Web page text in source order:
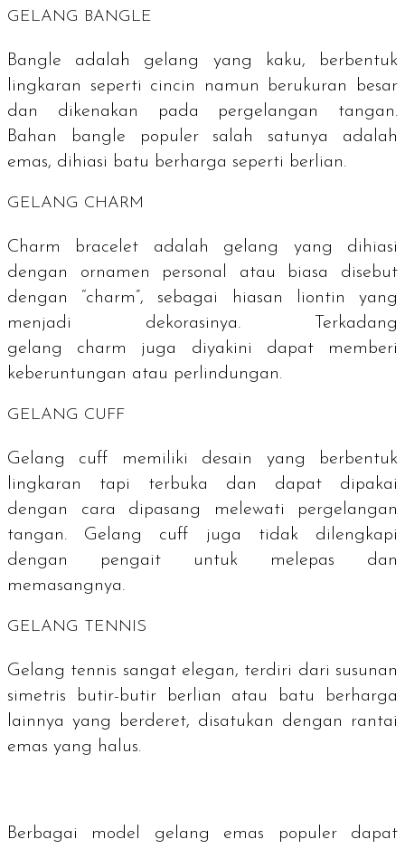
GELANG BANGLE
Bangle adalah gelang yang kaku, berbentuk
lingkaran seperti cincin namun berukuran besar
dan dikenakan pada pergelangan tangan.
Bahan
bangle
populer salah satunya adalah
emas, dihiasi batu berharga seperti berlian.
GELANG CHARM
Charm bracelet adalah gelang yang dihiasi
dengan ornamen personal atau biasa disebut
dengan “charm”, sebagai hiasan liontin yang
menjadi dekorasinya. Terkadang
gelang charm juga diyakini dapat memberi
keberuntungan atau perlindungan.
GELANG CUFF
Gelang cuff
memiliki desain yang berbentuk
lingkaran tapi terbuka dan dapat dipakai
dengan cara dipasang melewati pergelangan
tangan. Gelang cuff
juga tidak dilengkapi
dengan pengait untuk melepas dan
memasangnya.
GELANG TENNIS
Gelang tennis sangat elegan, terdiri dari susunan
simetris butir-butir berlian atau batu berharga
lainnya yang berderet, disatukan dengan rantai
emas yang halus.
Berbagai model gelang emas populer dapat